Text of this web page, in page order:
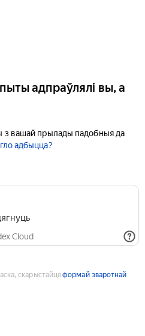
адпраўлялі вы, а
з вашай прылады падобныя да
адбыцца?
Cloud
скарыстайцеформай зваротнай